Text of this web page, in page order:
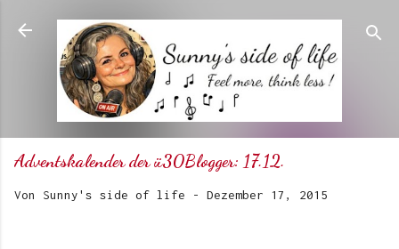
Direkt zum Hauptbereich
Adventskalender der ü30Blogger: 17.12.
Von Sunny's side of life - Dezember 17, 2015